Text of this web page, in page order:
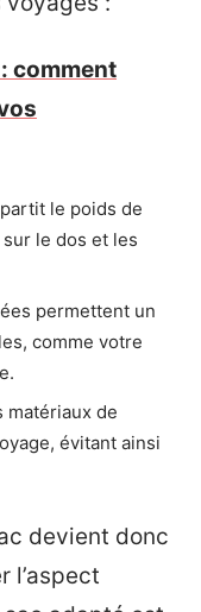
comment
le poids de
le dos et les
permettent un
comme votre
matériaux de
évitant ainsi
devient donc
l’aspect